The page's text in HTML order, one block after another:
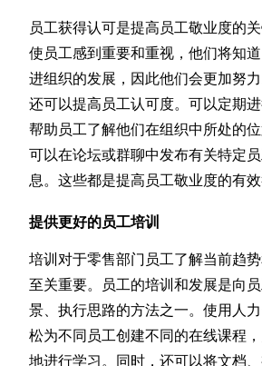
员工获得认可是提高员工敬业度的
使员工感到重要和重视，他们将知
进组织的发展，因此他们会更加努力
还可以提高员工认可度。可以定期
帮助员工了解他们在组织中所处的
可以在论坛或群聊中发布有关特定
息。这些都是提高员工敬业度的有效
提供更好的员工培训
培训对于零售部门员工了解当前趋
至关重要。员工的培训和发展是向
景、执行思路的方法之一。使用人
松为不同员工创建不同的在线课程
地进行学习。同时，还可以将文档